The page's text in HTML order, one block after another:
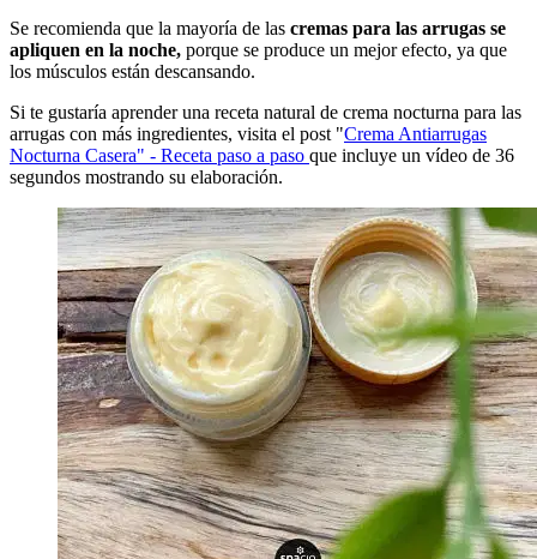
Se recomienda que la mayoría de las cremas para las arrugas se
apliquen en la noche, porque se produce un mejor efecto, ya que
los músculos están descansando.
Si te gustaría aprender una receta natural de crema nocturna para las
arrugas con más ingredientes, visita el post "Crema Antiarrugas
Nocturna Casera" - Receta paso a paso que incluye un vídeo de 36
segundos mostrando su elaboración.